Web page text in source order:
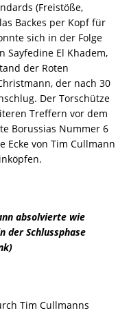
schon Früchte?
STARTSEITE
STARTSEITE
(Freistöße,
Backes per Kopf für
sich in der Folge
Sayfedine El Khadem,
der Roten
der nach 30
Der Torschütze
Treffern vor dem
Borussias Nummer 6
Ecke von Tim Cullmann
absolvierte wie
der Schlussphase
Tim Cullmanns